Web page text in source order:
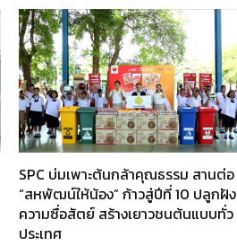
SPC บ่มเพาะต้นกล้าคุณธรรม สานต่อ
“สหพัฒน์ให้น้อง” ก้าวสู่ปีที่ 10 ปลูกฝัง
ความซื่อสัตย์ สร้างเยาวชนต้นแบบทั่ว
ประเทศ